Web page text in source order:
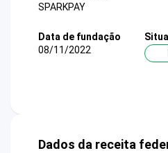
SPARKPAY
Data de fundação
08/11/2022
Dados da receita